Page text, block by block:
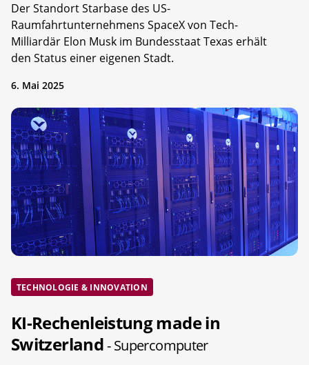
Der Standort Starbase des US-
Raumfahrtunternehmens SpaceX von Tech-
Milliardär Elon Musk im Bundesstaat Texas erhält
den Status einer eigenen Stadt.
6. Mai 2025
TECHNOLOGIE & INNOVATION
KI-Rechenleistung made in
Switzerland- Supercomputer